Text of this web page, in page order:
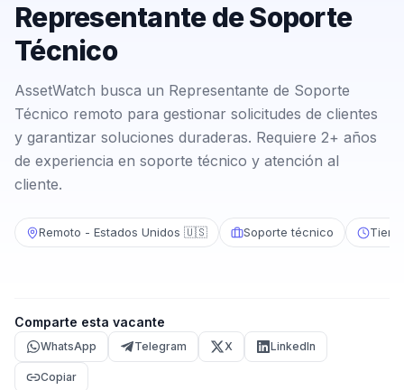
Representante de Soporte
Técnico
AssetWatch busca un Representante de Soporte
Técnico remoto para gestionar solicitudes de clientes
y garantizar soluciones duraderas. Requiere 2+ años
de experiencia en soporte técnico y atención al
cliente.
Remoto - Estados Unidos 🇺🇸 Soporte técnico
Comparte esta vacante
WhatsApp Telegram X LinkedIn
Copiar